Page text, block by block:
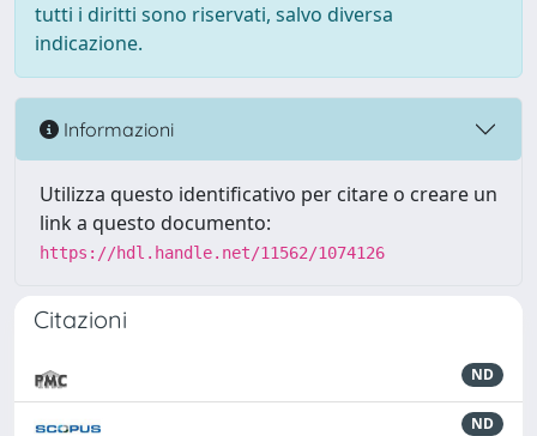
tutti i diritti sono riservati, salvo diversa
indicazione.
Informazioni
Utilizza questo identificativo per citare o creare un
link a questo documento:
https://hdl.handle.net/11562/1074126
Citazioni
ND
ND